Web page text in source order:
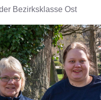
Bezirksklasse Ost